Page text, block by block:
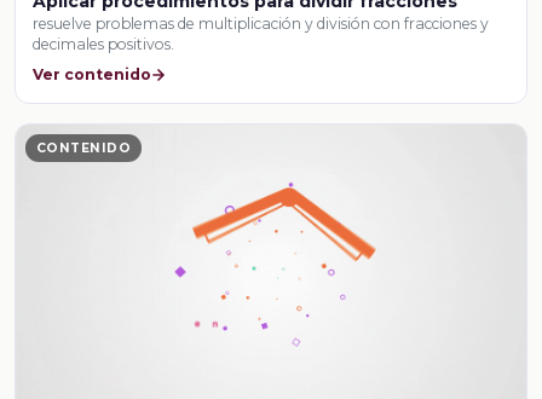
resuelve problemas de multiplicación y división con fracciones y
decimales positivos.
Ver contenido
CONTENIDO